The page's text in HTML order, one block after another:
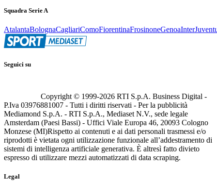
Squadra Serie A
AtalantaBolognaCagliariComoFiorentinaFrosinoneGenoaInter
Seguici su
Copyright © 1999-2026 RTI S.p.A. Business Digital -
P.Iva 03976881007 - Tutti i diritti riservati - Per la pubblicità
Mediamond S.p.A. - RTI S.p.A., Mediaset N.V., sede legale
Amsterdam (Paesi Bassi) - Uffici Viale Europa 46, 20093 Cologno
Monzese (MI)Rispetto ai contenuti e ai dati personali trasmessi e/o
riprodotti è vietata ogni utilizzazione funzionale all’addestramento di
sistemi di intelligenza artificiale generativa. È altresì fatto divieto
espresso di utilizzare mezzi automatizzati di data scraping.
Legal